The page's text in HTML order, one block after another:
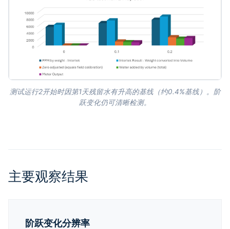
测试运行2开始时因第1天残留水有升高的基线（约0.4%基线）。阶
跃变化仍可清晰检测。
主要观察结果
阶跃变化分辨率